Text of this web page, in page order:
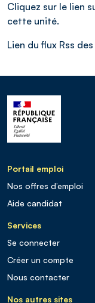
Cliquez sur le lien
cette unité.
Lien du flux Rss
Portail emploi
Nos offres d’emploi
Aide candidat
Services
Se connecter
Créer un compte
Nous contacter
Nos autres sites